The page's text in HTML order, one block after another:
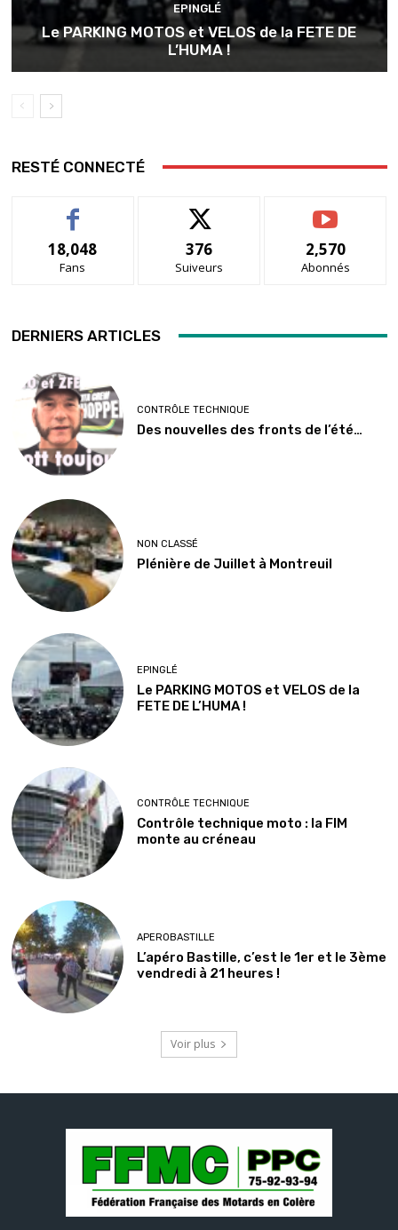
EPINGLÉ
Le PARKING MOTOS et VELOS de la FETE DE
L’HUMA !
RESTÉ CONNECTÉ
18,048
Fans
376
Suiveurs
2,570
Abonnés
DERNIERS ARTICLES
CONTRÔLE TECHNIQUE
Des nouvelles des fronts de l’été…
NON CLASSÉ
Plénière de Juillet à Montreuil
EPINGLÉ
Le PARKING MOTOS et VELOS de la
FETE DE L’HUMA !
CONTRÔLE TECHNIQUE
Contrôle technique moto : la FIM
monte au créneau
APEROBASTILLE
L’apéro Bastille, c’est le 1er et le 3ème
vendredi à 21 heures !
Voir plus